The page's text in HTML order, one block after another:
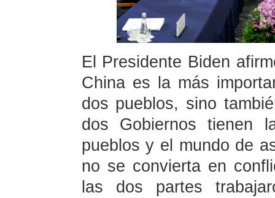
El Presidente Biden
China es la más
dos pueblos, sino
dos Gobiernos tienen
pueblos y el mundo de
no se convierta en
las dos partes